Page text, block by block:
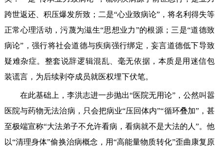
跨世返还、积压爆发所致；二是“心业致病论”，将名利得失等
正常心理活动，污蔑为滋生“思想业力”的根源；三是“道德致
病论”，强行将社会道德与疾病强行绑定，妄言道德低下导致
疑难杂症。整套说辞逻辑混乱、毫无依据，本质是用迷信包
装谎言，为后续剥夺成员就医权埋下伏笔。
在此基础上，李洪志进一步抛出“医院无用论”，公然叫嚣
医院与药物无法治病，只会把病业“压回体内”“循环叠加”，甚
至极端宣称“大法弟子不允许看病，看病就不是大法的人”。他
以“清理身体”偷换治病概念，用“高能量物质转化”歪曲康复原